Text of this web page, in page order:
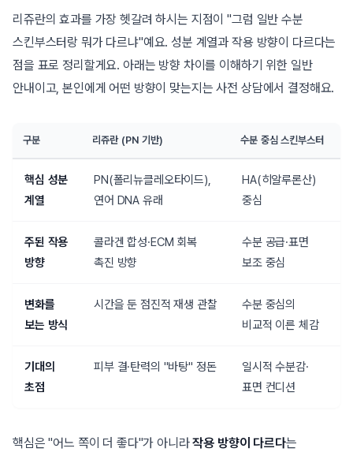
리쥬란의 효과를 가장 헷갈려 하시는 지점이 "그럼 일반 수분
스킨부스터랑 뭐가 다르냐"예요. 성분 계열과 작용 방향이 다르다는
점을 표로 정리할게요. 아래는 방향 차이를 이해하기 위한 일반
안내이고, 본인에게 어떤 방향이 맞는지는 사전 상담에서 결정해요.
구분 리쥬란 (PN 기반) 수분 중심 스킨부스터
핵심 성분
계열
PN(폴리뉴클레오타이드),
연어 DNA 유래
HA(히알루론산)
중심
주된 작용
방향
콜라겐 합성·ECM 회복
촉진 방향
수분 공급·표면
보조 중심
변화를
보는 방식
시간을 둔 점진적 재생 관찰
수분 중심의
비교적 이른 체감
기대의
초점
피부 결·탄력의 "바탕" 정돈
일시적 수분감·
표면 컨디션
핵심은 "어느 쪽이 더 좋다"가 아니라작용 방향이 다르다는